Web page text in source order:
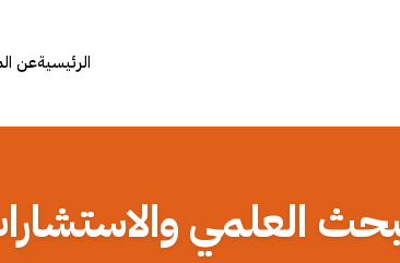
الرئيسيةعن
العلمي